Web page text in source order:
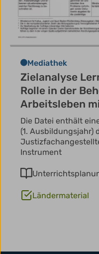
Mediathek
Zielanalyse
Rolle in der
Arbeitsleben
Die Datei enthält
(1. Ausbildungsjahr)
Instrument
Ländermaterial